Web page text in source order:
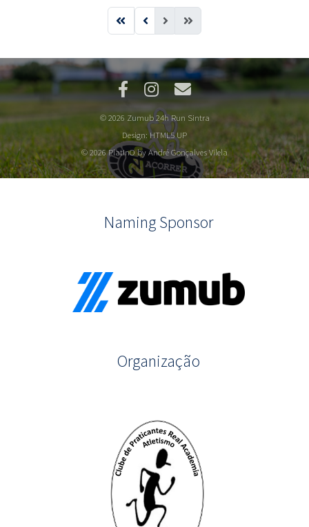
© 2026 Zumub 24h Run Sintra
Design:HTML5 UP
© 2026 PlatInO by André Gonçalves Vilela
Naming Sponsor
Organização